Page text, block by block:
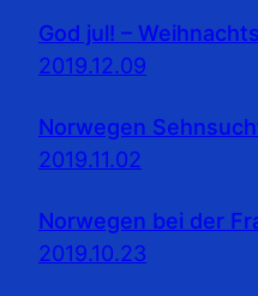
God jul! –
2019.12.09
Norwegen
2019.11.02
Norwegen bei der
2019.10.23